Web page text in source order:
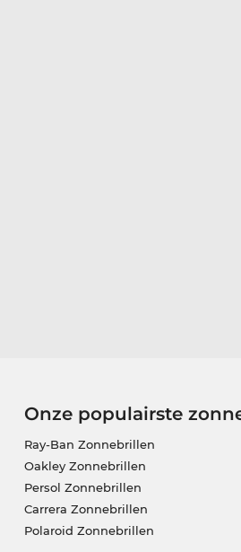
Onze populairste
Ray-Ban Zonnebrillen
Oakley Zonnebrillen
Persol Zonnebrillen
Carrera Zonnebrillen
Polaroid Zonnebrillen